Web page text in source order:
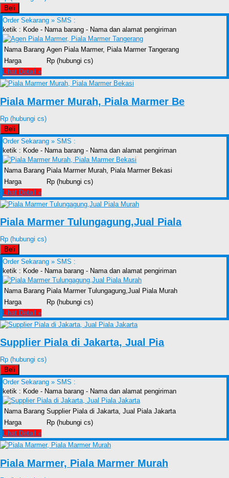
Beli
Order Sekarang » SMS :
ketik : Kode - Nama barang - Nama dan alamat pengiriman
Nama Barang Agen Piala Marmer, Piala Marmer Tangerang
Harga
Rp (hubungi cs)
Lihat Detail »
Piala Marmer Murah, Piala Marmer Be
Rp (hubungi cs)
Beli
Order Sekarang » SMS :
ketik : Kode - Nama barang - Nama dan alamat pengiriman
Nama Barang Piala Marmer Murah, Piala Marmer Bekasi
Harga
Rp (hubungi cs)
Lihat Detail »
Piala Marmer Tulungagung,Jual Piala
Rp (hubungi cs)
Beli
Order Sekarang » SMS :
ketik : Kode - Nama barang - Nama dan alamat pengiriman
Nama Barang Piala Marmer Tulungagung,Jual Piala Murah
Harga
Rp (hubungi cs)
Lihat Detail »
Supplier Piala di Jakarta, Jual Pia
Rp (hubungi cs)
Beli
Order Sekarang » SMS :
ketik : Kode - Nama barang - Nama dan alamat pengiriman
Nama Barang Supplier Piala di Jakarta, Jual Piala Jakarta
Harga
Rp (hubungi cs)
Lihat Detail »
Piala Marmer, Piala Marmer Murah